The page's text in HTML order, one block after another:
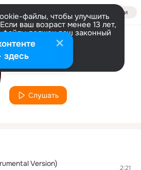
Войти
файлы, чтобы улучшить
ваш возраст менее 13 лет,
файлы должен ваш законный
информации
Настроить
Исполнитель
Andrew Beaton
Слушать
Version) 2:21
здесь